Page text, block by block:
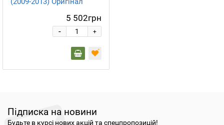
5 502грн
+
-
Підписка на новини
Будьте в курсі нових акцій та спецпропозицій!